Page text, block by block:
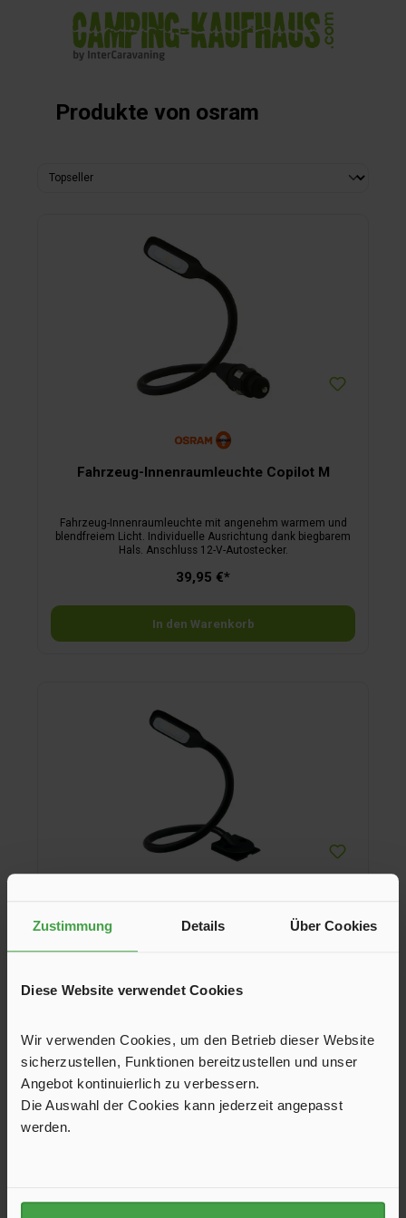
Zustimmung Details Über Cookies
Diese Website verwendet Cookies
Wir verwenden Cookies, um den Betrieb dieser Website
sicherzustellen, Funktionen bereitzustellen und unser
Angebot kontinuierlich zu verbessern.
Die Auswahl der Cookies kann jederzeit angepasst
werden.
springen
Produkte von osram
Fahrzeug-Innenraumleuchte Copilot M
Fahrzeug-Innenraumleuchte mit angenehm warmem und
blendfreiem Licht. Individuelle Ausrichtung dank biegbarem
Hals. Anschluss 12-V-Autostecker.
39,95 €*
In den Warenkorb
Fahrzeug-Innenraumleuchte mit angenehm warmem und
37,14 €* 39,95 €*
In den Warenkorb